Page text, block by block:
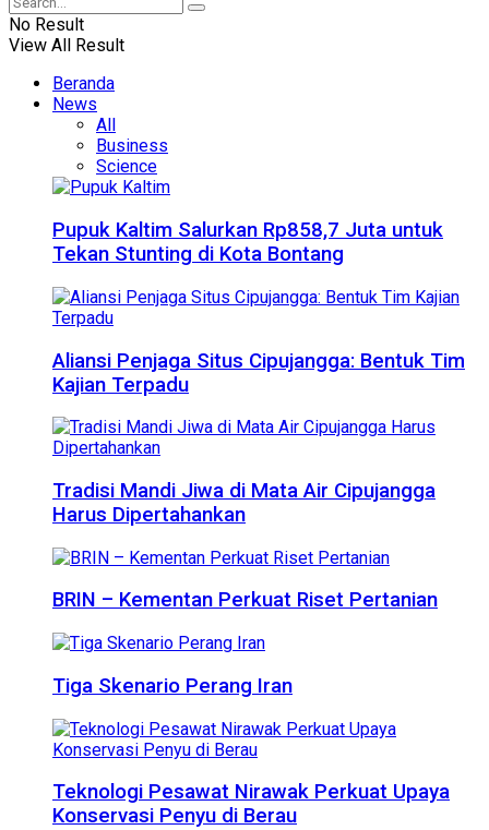
No Result
View All Result
Beranda
News
All
Business
Science
Pupuk Kaltim Salurkan Rp858,7 Juta untuk
Tekan Stunting di Kota Bontang
Aliansi Penjaga Situs Cipujangga: Bentuk Tim
Kajian Terpadu
Tradisi Mandi Jiwa di Mata Air Cipujangga
Harus Dipertahankan
BRIN – Kementan Perkuat Riset Pertanian
Tiga Skenario Perang Iran
Teknologi Pesawat Nirawak Perkuat Upaya
Konservasi Penyu di Berau